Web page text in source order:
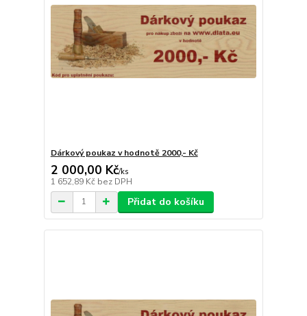
Dárkový poukaz v hodnotě 2000,- Kč
2 000,00 Kč/ks
1 652,89 Kč bez DPH
Přidat do košíku